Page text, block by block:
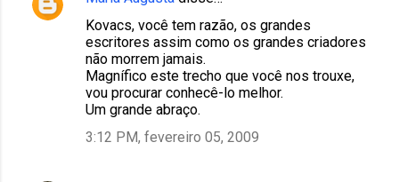
Kovacs, você tem razão, os grandes
escritores assim como os grandes criadores
não morrem jamais.
Magnífico este trecho que você nos trouxe,
vou procurar conhecê-lo melhor.
Um grande abraço.
3:12 PM, fevereiro 05, 2009